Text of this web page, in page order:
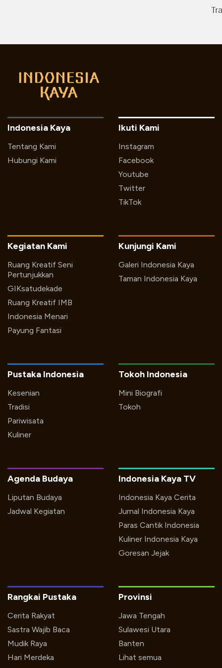
Indonesia Kaya
Tentang Kami
Hubungi Kami
Ikuti Kami
Instagram
Facebook
Youtube
Twitter
TikTok
Kegiatan Kami
Ruang Kreatif Seni
Pertunjukkan
GIKsatudekade
Ruang Kreatif IMB
Indonesia Menari
Payung Fantasi
Kunjungi Kami
Galeri Indonesia Kaya
Taman Indonesia Kaya
Pustaka Indonesia
Kesenian
Tradisi
Pariwisata
Kuliner
Tokoh Indonesia
Mini Biografi
Tokoh
Indonesia Kaya TV
Indonesia Kaya Cerita
Jurnal Indonesia Kaya
Paras Cantik Indonesia
Kuliner Indonesia Kaya
Goresan Jejak
Agenda Budaya
Liputan Budaya
Jadwal Kegiatan
Rangkai Pustaka
Cerita Rakyat
Sastra Wajib Baca
Mudik Raya
Hari Merdeka
Provinsi
Jawa Tengah
Sulawesi Utara
Banten
Lihat semua